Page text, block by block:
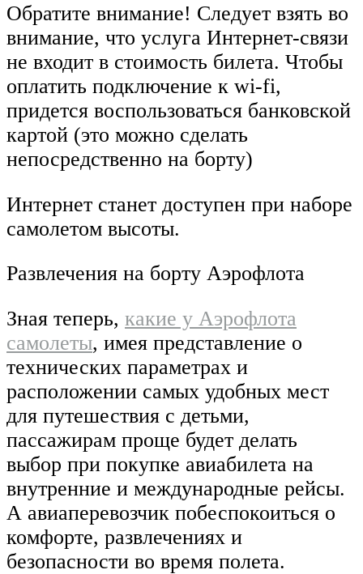
Обратите внимание! Следует взять во
внимание, что услуга Интернет-связи
не входит в стоимость билета. Чтобы
оплатить подключение к wi-fi,
придется воспользоваться банковской
картой (это можно сделать
непосредственно на борту)
Интернет станет доступен при наборе
самолетом высоты.
Развлечения на борту Аэрофлота
Зная теперь, какие у Аэрофлота
самолеты, имея представление о
технических параметрах и
расположении самых удобных мест
для путешествия с детьми,
пассажирам проще будет делать
выбор при покупке авиабилета на
внутренние и международные рейсы.
А авиаперевозчик побеспокоиться о
комфорте, развлечениях и
безопасности во время полета.